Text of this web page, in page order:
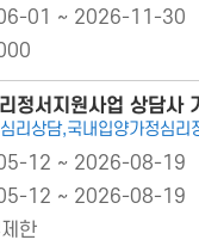
01 ~ 2026-11-30
정서지원사업 상담사
리상담,국내입양가정심리
12 ~ 2026-08-19
12 ~ 2026-08-19
한